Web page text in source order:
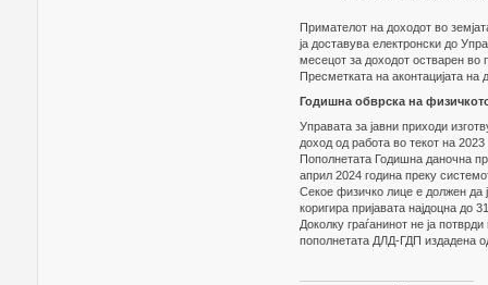
Примателот на доходот во
ја доставува електронски до
месецот за доходот остварен во
Пресметката на аконтацијата на
Годишна обврска на
Управата за јавни приходи
доход од работа во текот на 2023
Пополнетата Годишна даночна
април 2024 година преку
Секое физичко лице е должен да
коригира пријавата најдоцна до
Доколку граѓанинот не ја
пополнетата ДЛД-ГДП издадена